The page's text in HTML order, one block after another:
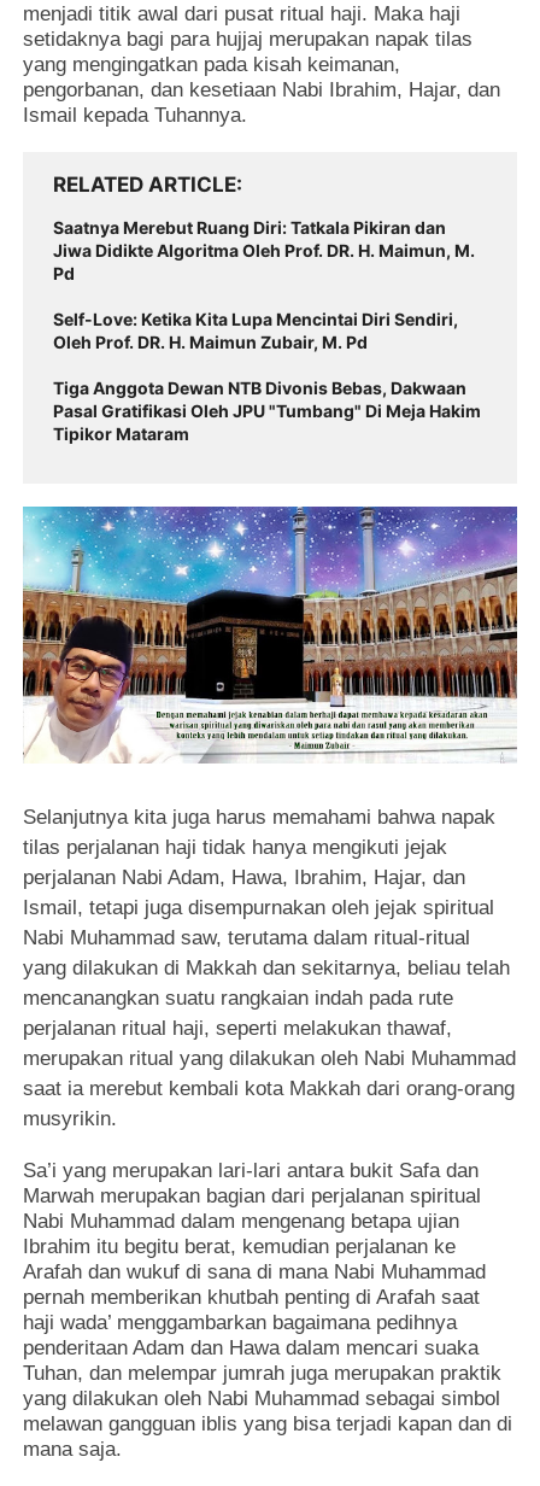
menjadi titik awal dari pusat ritual haji. Maka haji
setidaknya bagi para hujjaj merupakan napak tilas
yang mengingatkan pada kisah keimanan,
pengorbanan, dan kesetiaan Nabi Ibrahim, Hajar, dan
Ismail kepada Tuhannya.
RELATED ARTICLE
Saatnya Merebut Ruang Diri: Tatkala Pikiran dan
Jiwa Didikte Algoritma Oleh Prof. DR. H. Maimun, M.
Pd
Self-Love: Ketika Kita Lupa Mencintai Diri Sendiri,
Oleh Prof. DR. H. Maimun Zubair, M. Pd
Tiga Anggota Dewan NTB Divonis Bebas, Dakwaan
Pasal Gratifikasi Oleh JPU "Tumbang" Di Meja Hakim
Tipikor Mataram
Selanjutnya kita juga harus memahami bahwa napak
tilas perjalanan haji tidak hanya mengikuti jejak
perjalanan Nabi Adam, Hawa, Ibrahim, Hajar, dan
Ismail, tetapi juga disempurnakan oleh jejak spiritual
Nabi Muhammad saw, terutama dalam ritual-ritual
yang dilakukan di Makkah dan sekitarnya, beliau telah
mencanangkan suatu rangkaian indah pada rute
perjalanan ritual haji, seperti melakukan thawaf,
merupakan ritual yang dilakukan oleh Nabi Muhammad
saat ia merebut kembali kota Makkah dari orang-orang
musyrikin.
Sa’i yang merupakan lari-lari antara bukit Safa dan
Marwah merupakan bagian dari perjalanan spiritual
Nabi Muhammad dalam mengenang betapa ujian
Ibrahim itu begitu berat, kemudian perjalanan ke
Arafah dan wukuf di sana di mana Nabi Muhammad
pernah memberikan khutbah penting di Arafah saat
haji wada’ menggambarkan bagaimana pedihnya
penderitaan Adam dan Hawa dalam mencari suaka
Tuhan, dan melempar jumrah juga merupakan praktik
yang dilakukan oleh Nabi Muhammad sebagai simbol
melawan gangguan iblis yang bisa terjadi kapan dan di
mana saja.